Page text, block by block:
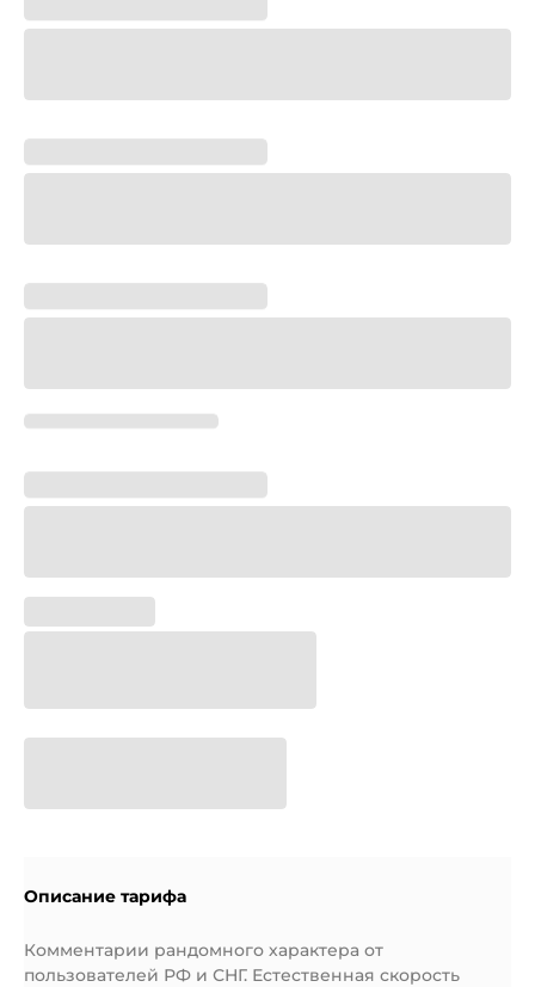
Описание тарифа
Комментарии рандомного характера от
пользователей РФ и СНГ. Естественная скорость